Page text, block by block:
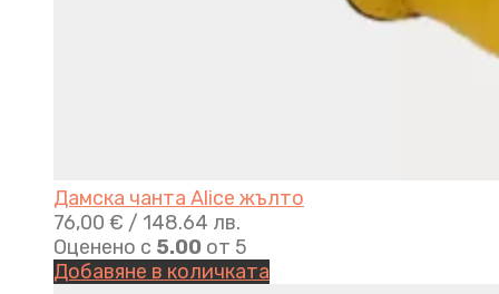
Дамска чанта Alice жълто
76,00 € / 148.64 лв.
Оценено с 5.00 от 5
Добавяне в количката